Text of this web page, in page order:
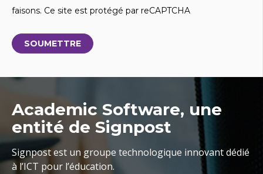
faisons. Ce site est protégé par reCAPTCHA
Academic Software, une
entité de Signpost
Signpost est un groupe technologique innovant dédié
à l’ICT pour l’éducation.